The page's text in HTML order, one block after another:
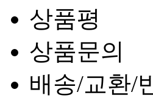
상품평
상품문의
배송/교환/